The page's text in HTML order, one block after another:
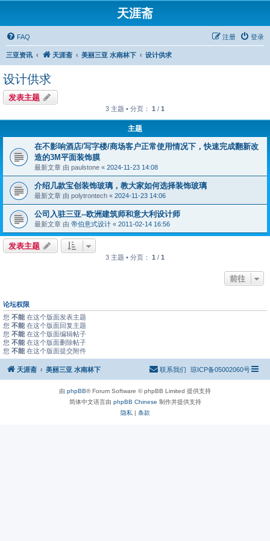
天涯斋
FAQ 登录
注册
三亚资讯 天涯斋 美丽三亚 水南林下 设计供求
设计供求
发表主题
3 主题 • 分页： 1 / 1
主题
在不影响酒店/写字楼/商场客户正常使用情况下，快速完成翻新改
造的3M平面装饰膜
最新文章 由 paulstone « 2024-11-23 14:08
介绍几款宝创装饰玻璃，教大家如何选择装饰玻璃
最新文章 由 polytrontech « 2024-11-23 14:06
公司入驻三亚--欧洲建筑师和意大利设计师
最新文章 由 帝伯意式设计 « 2011-02-14 16:56
发表主题
3 主题 • 分页： 1 / 1
前往
论坛权限
您 不能 在这个版面发表主题
您 不能 在这个版面回复主题
您 不能 在这个版面编辑帖子
您 不能 在这个版面删除帖子
您 不能 在这个版面提交附件
天涯斋 美丽三亚 水南林下 琼ICP备05002060号
联系我们
由 phpBB® Forum Software © phpBB Limited 提供支持
简体中文语言由 phpBB Chinese 制作并提供支持
隐私 | 条款